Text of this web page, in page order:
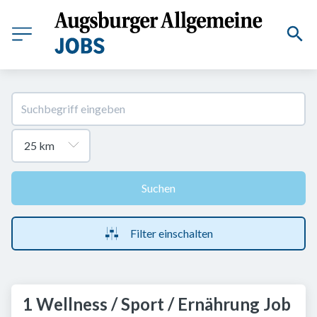
Suchen
Filter einschalten
1 Wellness / Sport / Ernährung Job